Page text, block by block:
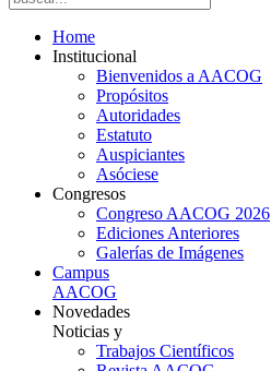
Home
Institucional
Bienvenidos a AACOG
Propósitos
Autoridades
Estatuto
Auspiciantes
Asóciese
Congresos
Congreso AACOG 2026
Ediciones Anteriores
Galerías de Imágenes
Campus
AACOG
Novedades
Noticias y
Trabajos Científicos